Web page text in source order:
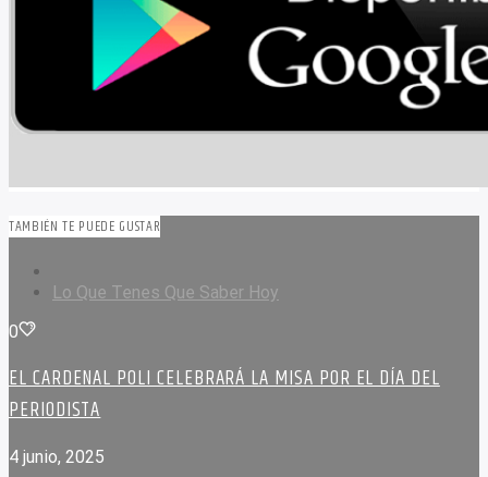
TAMBIÉN TE PUEDE GUSTAR
Lo Que Tenes Que Saber Hoy
0
EL CARDENAL POLI CELEBRARÁ LA MISA POR EL DÍA DEL
PERIODISTA
4 junio, 2025